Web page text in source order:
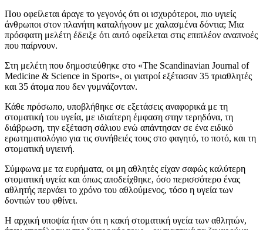
Που οφείλεται άραγε το γεγονός ότι οι ισχυρότεροι, πιο υγιείς
άνθρωποι στον πλανήτη καταλήγουν με χαλασμένα δόντια; Μια
πρόσφατη μελέτη έδειξε ότι αυτό οφείλεται στις επιπλέον αναπνοές
που παίρνουν.
Στη μελέτη που δημοσιεύθηκε στο «The Scandinavian Journal of
Medicine & Science in Sports», οι γιατροί εξέτασαν 35 τριαθλητές
και 35 άτομα που δεν γυμνάζονταν.
Κάθε πρόσωπο, υποβλήθηκε σε εξετάσεις αναφορικά με τη
στοματική του υγεία, με ιδιαίτερη έμφαση στην τερηδόνα, τη
διάβρωση, την εξέταση σάλιου ενώ απάντησαν σε ένα ειδικό
ερωτηματολόγιο για τις συνήθειές τους στο φαγητό, το ποτό, και τη
στοματική υγιεινή.
Σύμφωνα με τα ευρήματα, οι μη αθλητές είχαν σαφώς καλύτερη
στοματική υγεία και όπως αποδείχθηκε, όσο περισσότερο ένας
αθλητής περνάει το χρόνο του αθλούμενος, τόσο η υγεία των
δοντιών του φθίνει.
Η αρχική υποψία ήταν ότι η κακή στοματική υγεία των αθλητών,